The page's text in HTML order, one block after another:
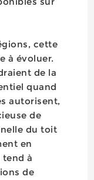
cette
à évoluer.
de la
quand
autorisent,
de
du toit
en
à
de